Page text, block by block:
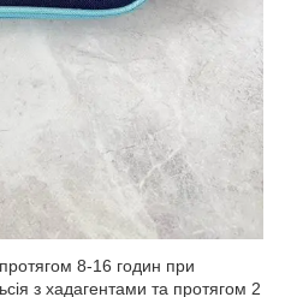
8-16 годин при
з хадагентами та протягом 2